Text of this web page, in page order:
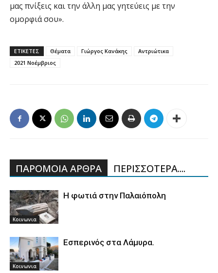
μας πνίξεις και την άλλη μας γητεύεις με την
ομορφιά σου».
ΕΤΙΚΕΤΕΣ Θέματα Γιώργος Κανάκης
Αντριώτικα
2021 Νοέμβριος
ΠΑΡΟΜΟΙΑ ΑΡΘΡΑ ΠΕΡΙΣΣΟΤΕΡΑ....
Κοινωνια
Η φωτιά στην Παλαιόπολη
Κοινωνια
Εσπερινός στα Λάμυρα.